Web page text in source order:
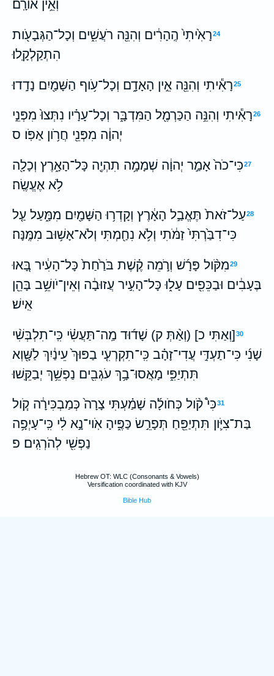
וְאֵ֥ין אֹורָֽם׃
24רָאִ֙יתִי֙ הֶֽהָרִ֔ים וְהִנֵּ֖ה רֹעֲשִׁ֑ים וְכָל־הַגְּבָעֹ֖ות
הִתְקַלְקָֽלוּ׃
25רָאִ֕יתִי וְהִנֵּ֖ה אֵ֣ין הָאָדָ֑ם וְכָל־עֹ֥וף הַשָּׁמַ֖יִם נָדָֽדוּ׃
26רָאִ֕יתִי וְהִנֵּ֥ה הַכַּרְמֶ֖ל הַמִּדְבָּ֑ר וְכָל־עָרָ֗יו נִתְּצוּ֙ מִפְּנֵ֣י
יְהוָ֔ה מִפְּנֵ֖י חֲרֹ֥ון אַפֹּֽו׃ ס
27כִּי־כֹה֙ אָמַ֣ר יְהוָ֔ה שְׁמָמָ֥ה תִהְיֶ֖ה כָּל־הָאָ֑רֶץ וְכָלָ֖ה
לֹ֥א אֶעֱשֶֽׂה׃
28עַל־זֹאת֙ תֶּאֱבַ֣ל הָאָ֔רֶץ וְקָדְר֥וּ הַשָּׁמַ֖יִם מִמָּ֑עַל עַ֤ל
כִּי־דִבַּ֙רְתִּי֙ זַמֹּ֔תִי וְלֹ֥א נִחַ֖מְתִּי וְלֹא־אָשׁ֥וּב מִמֶּֽנָּה׃
29מִקֹּ֨ול פָּרָ֜שׁ וְרֹ֣מֵה קֶ֗שֶׁת בֹּרַ֙חַת֙ כָּל־הָעִ֔יר בָּ֚אוּ
בֶּעָבִ֔ים וּבַכֵּפִ֖ים עָל֑וּ כָּל־הָעִ֣יר עֲזוּבָ֔ה וְאֵין־יֹושֵׁ֥ב בָּהֵ֖ן
אִֽישׁ׃
30[וְאַתִּי כ] (וְאַ֨תְּ ק) שָׁד֜וּד מַֽה־תַּעֲשִׂ֗י כִּֽי־תִלְבְּשִׁ֨י
שָׁנִ֜י כִּי־תַעְדִּ֣י עֲדִי־זָהָ֗ב כִּֽי־תִקְרְעִ֤י בַפּוּךְ֙ עֵינַ֔יִךְ לַשָּׁ֖וְא
תִּתְיַפִּ֑י מָאֲסוּ־בָ֥ךְ עֹגְבִ֖ים נַפְשֵׁ֥ךְ יְבַקֵּֽשׁוּ׃
31כִּי֩ קֹ֨ול כְּחֹולָ֜ה שָׁמַ֗עְתִּי צָרָה֙ כְּמַבְכִּירָ֔ה קֹ֧ול
בַּת־צִיֹּ֛ון תִּתְיַפֵּ֖חַ תְּפָרֵ֣שׂ כַּפֶּ֑יהָ אֹֽוי־נָ֣א לִ֔י כִּֽי־עָיְפָ֥ה
נַפְשִׁ֖י לְהֹרְגִֽים׃ פ
Hebrew OT: WLC (Consonants & Vowels)
Versification coordinated with KJV
Bible Hub